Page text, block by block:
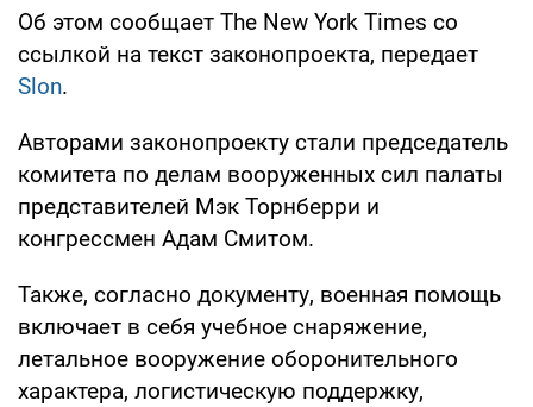
Об этом сообщает The New York Times со
ссылкой на текст законопроекта, передает
Slon.
Авторами законопроекту стали председатель
комитета по делам вооруженных сил палаты
представителей Мэк Торнберри и
конгрессмен Адам Смитом.
Также, согласно документу, военная помощь
включает в себя учебное снаряжение,
летальное вооружение оборонительного
характера, логистическую поддержку,